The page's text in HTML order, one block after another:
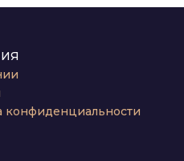
конфиденциальности